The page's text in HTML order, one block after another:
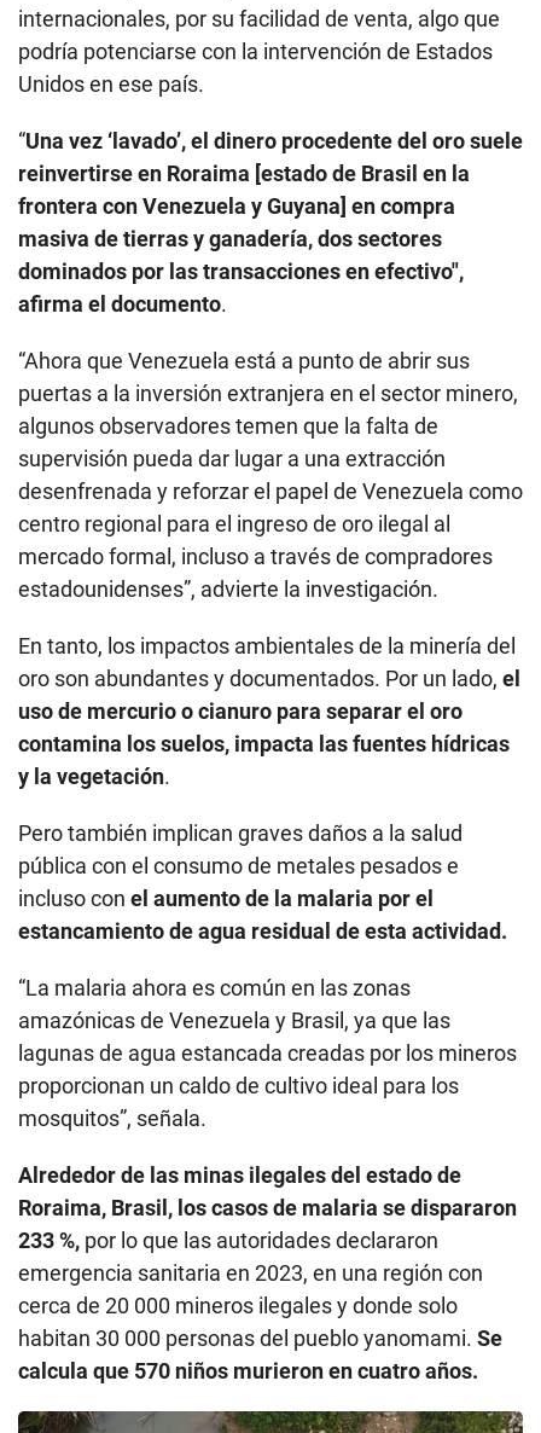
internacionales, por su facilidad de venta, algo que
podría potenciarse con la intervención de Estados
Unidos en ese país.
“Una vez ‘lavado’, el dinero procedente del oro suele
reinvertirse en Roraima [estado de Brasil en la
frontera con Venezuela y Guyana] en compra
masiva de tierras y ganadería, dos sectores
dominados por las transacciones en efectivo",
afirma el documento.
“Ahora que Venezuela está a punto de abrir sus
puertas a la inversión extranjera en el sector minero,
algunos observadores temen que la falta de
supervisión pueda dar lugar a una extracción
desenfrenada y reforzar el papel de Venezuela como
centro regional para el ingreso de oro ilegal al
mercado formal, incluso a través de compradores
estadounidenses”, advierte la investigación.
En tanto, los impactos ambientales de la minería del
oro son abundantes y documentados. Por un lado, el
uso de mercurio o cianuro para separar el oro
contamina los suelos, impacta las fuentes hídricas
y la vegetación.
Pero también implican graves daños a la salud
pública con el consumo de metales pesados e
incluso con el aumento de la malaria por el
estancamiento de agua residual de esta actividad.
“La malaria ahora es común en las zonas
amazónicas de Venezuela y Brasil, ya que las
lagunas de agua estancada creadas por los mineros
proporcionan un caldo de cultivo ideal para los
mosquitos”, señala.
Alrededor de las minas ilegales del estado de
Roraima, Brasil, los casos de malaria se dispararon
233 %, por lo que las autoridades declararon
emergencia sanitaria en 2023, en una región con
cerca de 20 000 mineros ilegales y donde solo
habitan 30 000 personas del pueblo yanomami. Se
calcula que 570 niños murieron en cuatro años.